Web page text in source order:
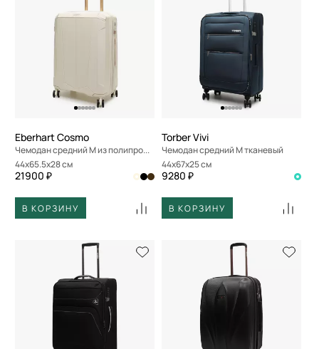
Eberhart Cosmo
Чемодан средний M из полипропилена
44x65.5x28 см
21900 ₽
В КОРЗИНУ
Torber Vivi
Чемодан средний M тканевый
44x67x25 см
9280 ₽
В КОРЗИНУ